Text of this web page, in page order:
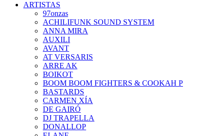
ARTISTAS
97onzas
ACHILIFUNK SOUND SYSTEM
ANNA MIRA
AUXILI
AVANT
AT VERSARIS
ARRE AK
BOIKOT
BOOM BOOM FIGHTERS & COOKAH P
BASTARDS
CARMEN XÍA
DE GAIRÓ
DJ TRAPELLA
DONALLOP